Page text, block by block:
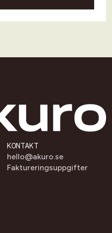
KONTAKT
hello@akuro.se
Faktureringsuppgifter